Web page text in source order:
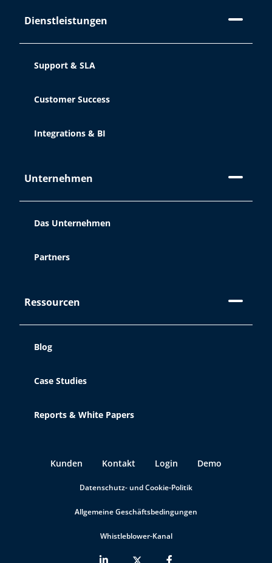
Dienstleistungen
Support & SLA
Customer Success
Integrations & BI
Unternehmen
Das Unternehmen
Partners
Ressourcen
Blog
Case Studies
Reports & White Papers
Kunden Kontakt Login Demo
Datenschutz- und Cookie-Politik
Allgemeine Geschäftsbedingungen
Whistleblower-Kanal